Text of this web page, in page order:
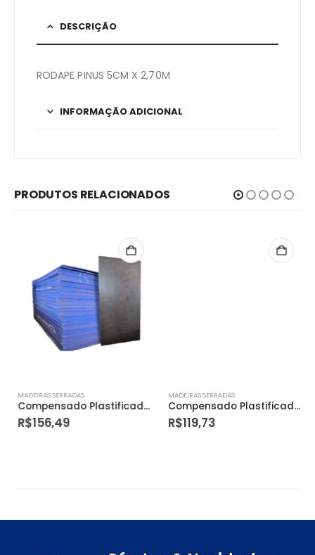
DESCRIÇÃO
RODAPE PINUS 5CM X 2,70M
INFORMAÇÃO ADICIONAL
PRODUTOS RELACIONADOS
MADEIRAS SERRADAS
Compensado Plastificado 16mmx1,10×2,20
R$156,49
MADEIRAS SERRADAS
Compensado Plastificado 12mmx1,10×2,20
R$119,73